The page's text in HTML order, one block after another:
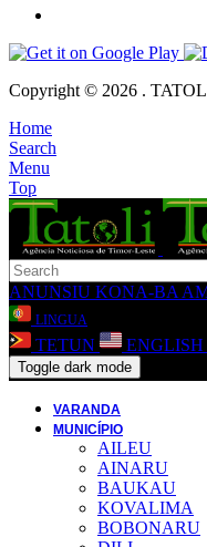
Copyright © 2026 .
Home
Search
Menu
Top
ANUNSIU KONA-BA
LINGUA
TETUN ENGLISH
Toggle dark mode
VARANDA
MUNICÍPIO
AILEU
AINARU
BAUKAU
KOVALIMA
BOBONARU